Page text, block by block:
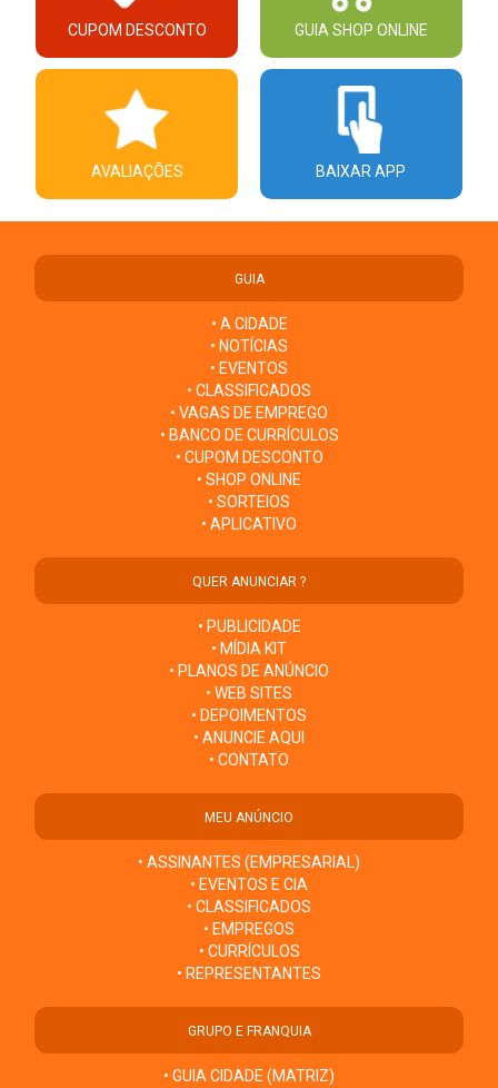
CUPOM DESCONTO GUIA SHOP ONLINE
AVALIAÇÕES BAIXAR APP
GUIA
• A CIDADE
• NOTÍCIAS
• EVENTOS
• CLASSIFICADOS
• VAGAS DE EMPREGO
• BANCO DE CURRÍCULOS
• CUPOM DESCONTO
• SHOP ONLINE
• SORTEIOS
• APLICATIVO
QUER ANUNCIAR ?
• PUBLICIDADE
• MÍDIA KIT
• PLANOS DE ANÚNCIO
• WEB SITES
• DEPOIMENTOS
• ANUNCIE AQUI
• CONTATO
MEU ANÚNCIO
• ASSINANTES (EMPRESARIAL)
• EVENTOS E CIA
• CLASSIFICADOS
• EMPREGOS
• CURRÍCULOS
• REPRESENTANTES
GRUPO E FRANQUIA
• GUIA CIDADE (MATRIZ)